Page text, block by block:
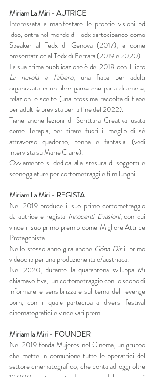
Miriam La Miri - AUTRICE
Interessata a manifestare le proprie visioni ed
idee, entra nel mondo di Tedx partecipando come
Speaker al Tedx di Genova (2017), e come
presentatrice al Tedx di Ferrara (2019 e 2020).
La sua prima pubblicazione è del 2018 con il libro
La nuvola e l'albero, una fiaba per adulti
organizzata in un libro game che parla di amore,
relazioni e scelte (una prossima raccolta di fiabe
per adulti è prevista per la fine del 2022).
Tiene anche lezioni di Scrittura Creativa usata
come Terapia, per tirare fuori il meglio di sè
attraverso quaderno, penna e fantasia. (vedi
intervista suMarie Claire).
Ovviamente si dedica alla stesura di soggetti e
sceneggiature per cortometraggi e film lunghi.
Miriam La Miri - REGISTA
Nel 2019 produce il suo primo cortometraggio
da autrice e regista Innocenti Evasioni, con cui
vince il suo primo premio come Migliore Attrice
Protagonista.
Nello stesso anno gira anche Gönn Diril primo
videoclip per una produzione italo/austriaca.
Nel 2020, durante la quarantena sviluppa Mi
chiamavo Eva, un cortometraggio con lo scopo di
informare e sensibilizzare sul tema del revenge
porn, con il quale partecipa a diversi festival
cinematografici e vince vari premi.
Miriam la Miri - FOUNDER
Nel 2019 fondaMujeres nel Cinema, un gruppo
che mette in comunione tutte le operatrici del
settore cinematografico, che conta ad oggi oltre